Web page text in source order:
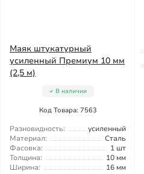
Маяк штукатурный
усиленный Премиум 10 мм
(2,5 м)
В наличии
Код Товара: 7563
Разновидность:
усиленный
Материал:
Сталь
Фасовка:
1 шт
Толщина:
10 мм
Ширина:
16 мм